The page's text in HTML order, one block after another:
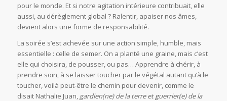
pour le monde. Et si notre agitation intérieure contribuait, elle
aussi, au dérèglement global ? Ralentir, apaiser nos âmes,
devient alors une forme de responsabilité.
La soirée s’est achevée sur une action simple, humble, mais
essentielle : celle de semer. On a planté une graine, mais c’est
elle qui choisira, de pousser, ou pas… Apprendre à chérir, à
prendre soin, à se laisser toucher par le végétal autant qu’à le
toucher, voilà peut-être le chemin pour devenir, comme le
disait Nathalie Juan, gardien(ne) de la terre et guerrier(e) de la